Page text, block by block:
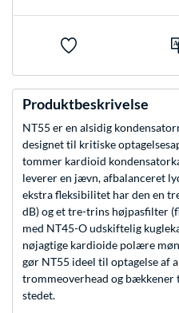
Produktbeskrivelse
NT55 er en alsidig
designet til kritiske
tommer kardioid
leverer en jævn, afbalanceret
ekstra fleksibilitet har den en
dB) og et tre-trins højpasfilter
med NT45-O udskiftelig
nøjagtige kardioide polære
gør NT55 ideel til optagelse af
trommeoverhead og
stedet.